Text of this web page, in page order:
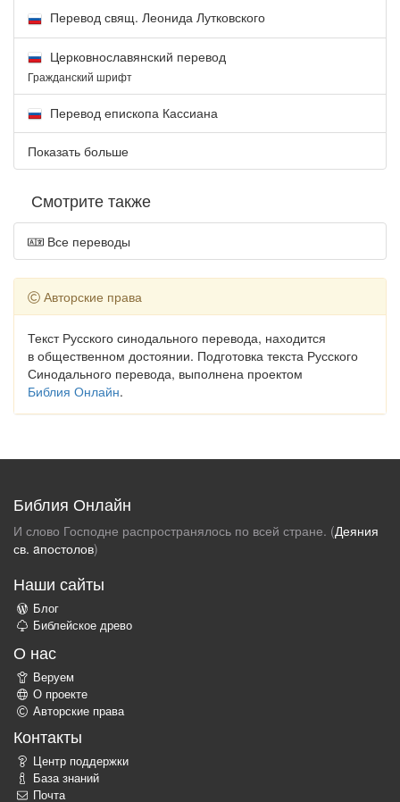
Перевод свящ. Леонида Лутковского
Церковнославянский перевод
Гражданский шрифт
Перевод епископа Кассиана
Показать больше
Смотрите также
Все переводы
Авторские права
Текст Русского синодального перевода, находится
в общественном достоянии. Подготовка текста Русского
Синодального перевода, выполнена проектом
Библия Онлайн.
Библия Онлайн
И слово Господне распространялось по всей стране. (Деяния
св. aпостолов)
Наши сайты
Блог
Библейское древо
О нас
Веруем
О проекте
Авторские права
Контакты
Центр поддержки
База знаний
Почта